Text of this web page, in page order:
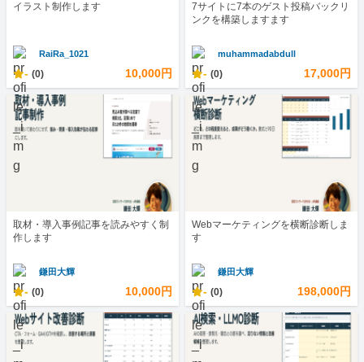
イラスト制作します
RaiRa_1021
- (0) 10,000円
7サイトに7本のゲスト投稿バックリ
ンクを構築しますます
muhammadabdull
- (0) 17,000円
取材・導入事例記事を読みやすく制
作します
鎌田大輝
- (0) 10,000円
Webマーケティングを横断診断しま
す
鎌田大輝
- (0) 198,000円